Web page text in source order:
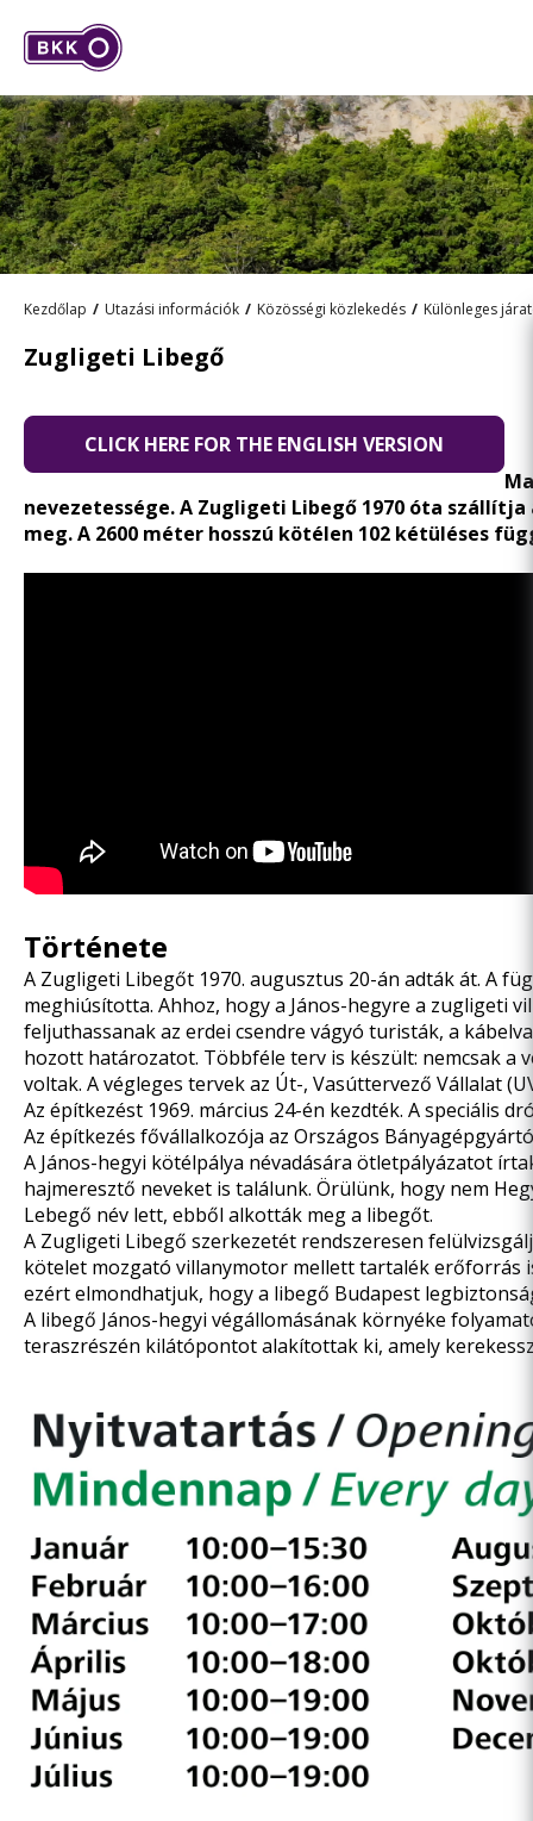
Kezdőlap Utazási információk Közösségi közlekedés Különleges
Zugligeti Libegő
CLICK HERE FOR THE ENGLISH VERSION
nevezetessége. A Zugligeti Libegő 1970 óta
meg. A 2600 méter hosszú kötélen 102 kétüléses
Története
A Zugligeti Libegőt 1970. augusztus 20-án adták át. A
meghiúsította. Ahhoz, hogy a János-hegyre a zugligeti
feljuthassanak az erdei csendre vágyó turisták, a
hozott határozatot. Többféle terv is készült: nemcsak a
voltak. A végleges tervek az Út-, Vasúttervező Vállalat
Az építkezést 1969. március 24-én kezdték. A speciális
Az építkezés fővállalkozója az Országos
A János-hegyi kötélpálya névadására ötletpályázatot
hajmeresztő neveket is találunk. Örülünk, hogy nem
Lebegő név lett, ebből alkották meg a libegőt.
A Zugligeti Libegő szerkezetét rendszeresen
kötelet mozgató villanymotor mellett tartalék erőforrás
ezért elmondhatjuk, hogy a libegő Budapest
A libegő János-hegyi végállomásának környéke
teraszrészén kilátópontot alakítottak ki, amely